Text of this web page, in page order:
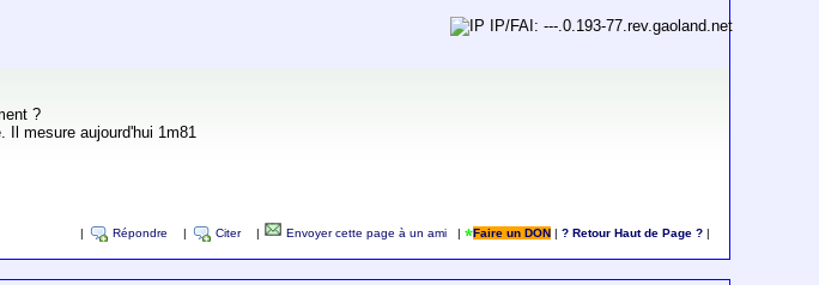
IP/FAI: ---.0.193-77.rev.gaoland.net
?
Il mesure aujourd'hui 1m81
Répondre Citer Envoyer cette page à un ami| Faire un DON ? Retour Haut de Page ?|